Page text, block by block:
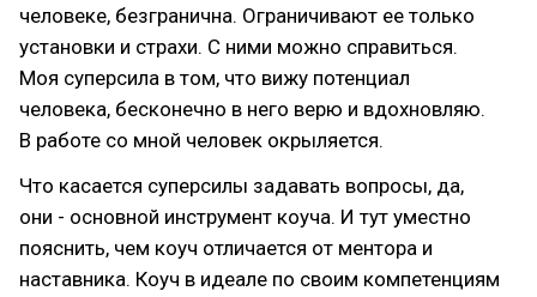
человеке, безгранична. Ограничивают ее только
установки и страхи. С ними можно справиться.
Моя суперсила в том, что вижу потенциал
человека, бесконечно в него верю и вдохновляю.
В работе со мной человек окрыляется.
Что касается суперсилы задавать вопросы, да,
они - основной инструмент коуча. И тут уместно
пояснить, чем коуч отличается от ментора и
наставника. Коуч в идеале по своим компетенциям